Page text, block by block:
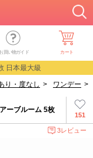
買い物ガイド カート
日本最大級
り・度なし > ワンデー >
151
ーブルーム 5枚
3レビュー